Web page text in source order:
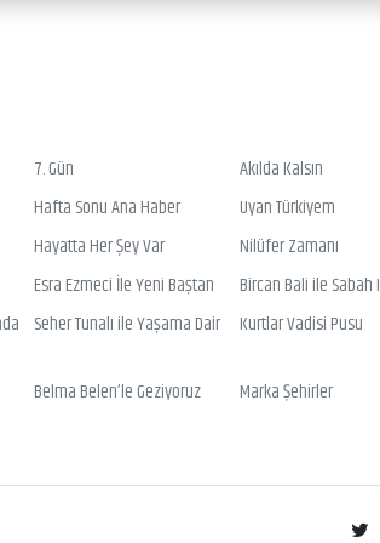
7. Gün
Akılda Kalsın
Hafta Sonu Ana Haber
Uyan Türkiyem
Hayatta Her Şey Var
Nilüfer Zamanı
Esra Ezmeci İle Yeni Baştan
Bircan Bali ile Sabah
Seher Tunalı ile Yaşama Dair Kurtlar Vadisi Pusu
Belma Belen’le Geziyoruz Marka Şehirler